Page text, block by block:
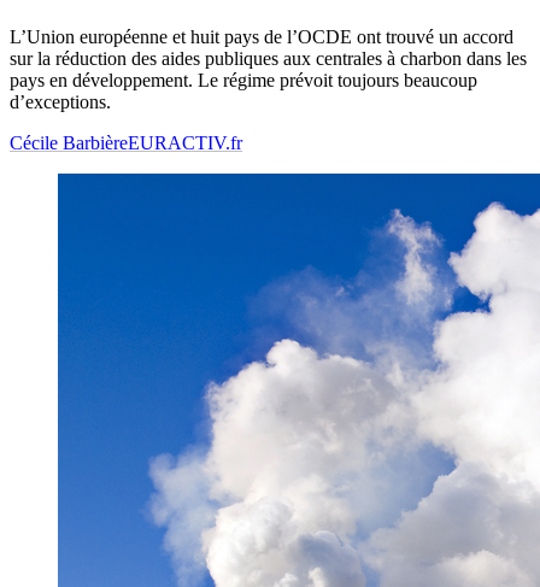
L’Union européenne et huit pays de l’OCDE ont trouvé un accord
sur la réduction des aides publiques aux centrales à charbon dans les
pays en développement. Le régime prévoit toujours beaucoup
d’exceptions.
Cécile BarbièreEURACTIV.fr